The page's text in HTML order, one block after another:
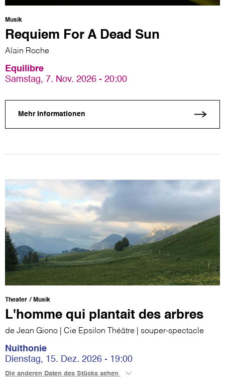
Musik
Requiem For A Dead Sun
Alain Roche
Equilibre
Samstag, 7. Nov. 2026 - 20:00
Mehr Informationen
Theater Musik
L'homme qui plantait des arbres
de Jean Giono | Cie Epsilon Théâtre | souper-spectacle
Nuithonie
Dienstag, 15. Dez. 2026 - 19:00
Die anderen Daten des Stücks sehen